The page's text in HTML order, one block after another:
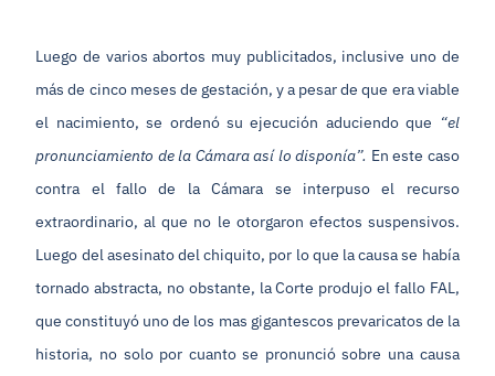
Luego de varios abortos muy publicitados, inclusive uno de
más de cinco meses de gestación, y a pesar de que era viable
el nacimiento, se ordenó su ejecución aduciendo que “el
pronunciamiento de la Cámara así lo disponía”. En este caso
contra el fallo de la Cámara se interpuso el recurso
extraordinario, al que no le otorgaron efectos suspensivos.
Luego del asesinato del chiquito, por lo que la causa se había
tornado abstracta, no obstante, la Corte produjo el fallo FAL,
que constituyó uno de los mas gigantescos prevaricatos de la
historia, no solo por cuanto se pronunció sobre una causa